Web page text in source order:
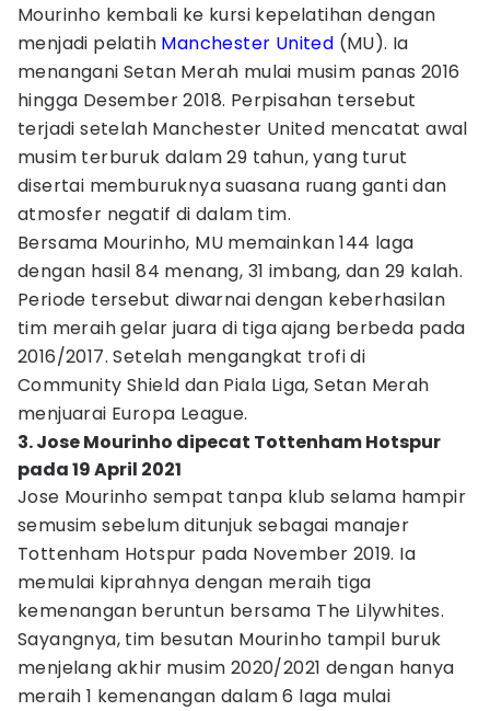
Mourinho kembali ke kursi kepelatihan dengan
menjadi pelatih Manchester United (MU). Ia
menangani Setan Merah mulai musim panas 2016
hingga Desember 2018. Perpisahan tersebut
terjadi setelah Manchester United mencatat awal
musim terburuk dalam 29 tahun, yang turut
disertai memburuknya suasana ruang ganti dan
atmosfer negatif di dalam tim.
Bersama Mourinho, MU memainkan 144 laga
dengan hasil 84 menang, 31 imbang, dan 29 kalah.
Periode tersebut diwarnai dengan keberhasilan
tim meraih gelar juara di tiga ajang berbeda pada
2016/2017. Setelah mengangkat trofi di
Community Shield dan Piala Liga, Setan Merah
menjuarai Europa League.
3. Jose Mourinho dipecat Tottenham Hotspur
pada 19 April 2021
Jose Mourinho sempat tanpa klub selama hampir
semusim sebelum ditunjuk sebagai manajer
Tottenham Hotspur pada November 2019. Ia
memulai kiprahnya dengan meraih tiga
kemenangan beruntun bersama The Lilywhites.
Sayangnya, tim besutan Mourinho tampil buruk
menjelang akhir musim 2020/2021 dengan hanya
meraih 1 kemenangan dalam 6 laga mulai